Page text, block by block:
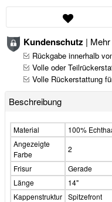
Kundenschutz |
Rückgabe innerhalb
Volle oder
Volle Rückerstattung
Beschreibung
Material
100%
Angezeigte
Farbe
2
Frisur
Gerade
Länge
14"
Kappenstruktur Spitzefront